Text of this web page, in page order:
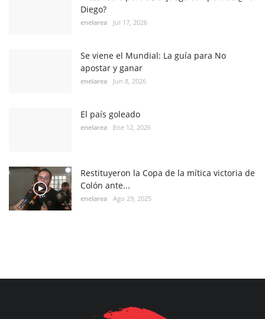
Diego?
enelarea Jul 17, 2026
Se viene el Mundial: La guía para No
apostar y ganar
enelarea Jun 8, 2026
El país goleado
enelarea Ene 12, 2026
Restituyeron la Copa de la mítica victoria de
Colón ante...
enelarea Ago 29, 2025